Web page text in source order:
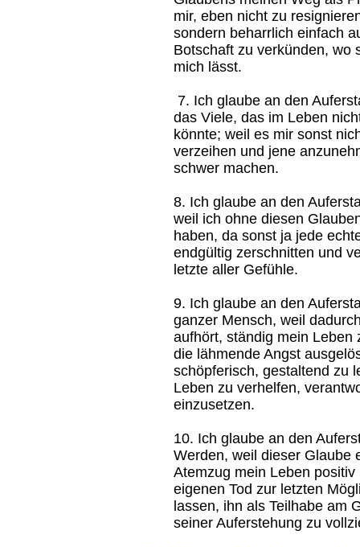
mir, eben nicht zu
sondern beharrlich einfach
Botschaft zu verkünden, wo
mich lässt.
7. Ich glaube an den
das Viele, das im Leben
könnte; weil es mir sonst
verzeihen und jene
schwer machen.
8. Ich glaube an den
weil ich ohne diesen
haben, da sonst ja jede
endgültig zerschnitten und
letzte aller Gefühle.
9. Ich glaube an den
ganzer Mensch, weil
aufhört, ständig mein Leben
die lähmende Angst
schöpferisch, gestaltend zu
Leben zu verhelfen,
einzusetzen.
10. Ich glaube an den
Werden, weil dieser Glaube
Atemzug mein Leben
eigenen Tod zur letzten
lassen, ihn als Teilhabe am
seiner Auferstehung zu